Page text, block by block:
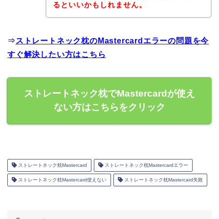
るといいかもしれません。
⇒ ストレートネック枕のMastercardエラーの問題を今
すぐ解決したい方はこちら
ストレートネック枕でMastercardが使え
ない方はこちらをクリック
ストレートネック枕Mastercard ストレートネック枕Mastercardエラー
ストレートネック枕Mastercard使えない ストレートネック枕Mastercard失敗